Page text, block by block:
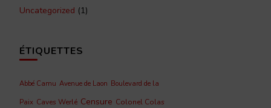
Uncategorized (1)
ÉTIQUETTES
Abbé Camu Avenue de Laon Boulevard de la
Paix Caves Werlé Censure Colonel Colas